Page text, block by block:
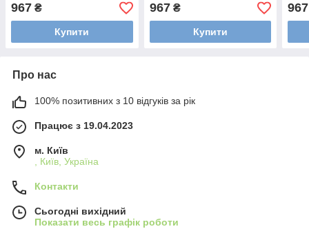
967 ₴
Купити
967₴
Купити
967
Про нас
100% позитивних з 10 відгуків за рік
Працює з 19.04.2023
м. Київ
, Київ, Україна
Контакти
Сьогодні вихідний
Показати весь графік роботи